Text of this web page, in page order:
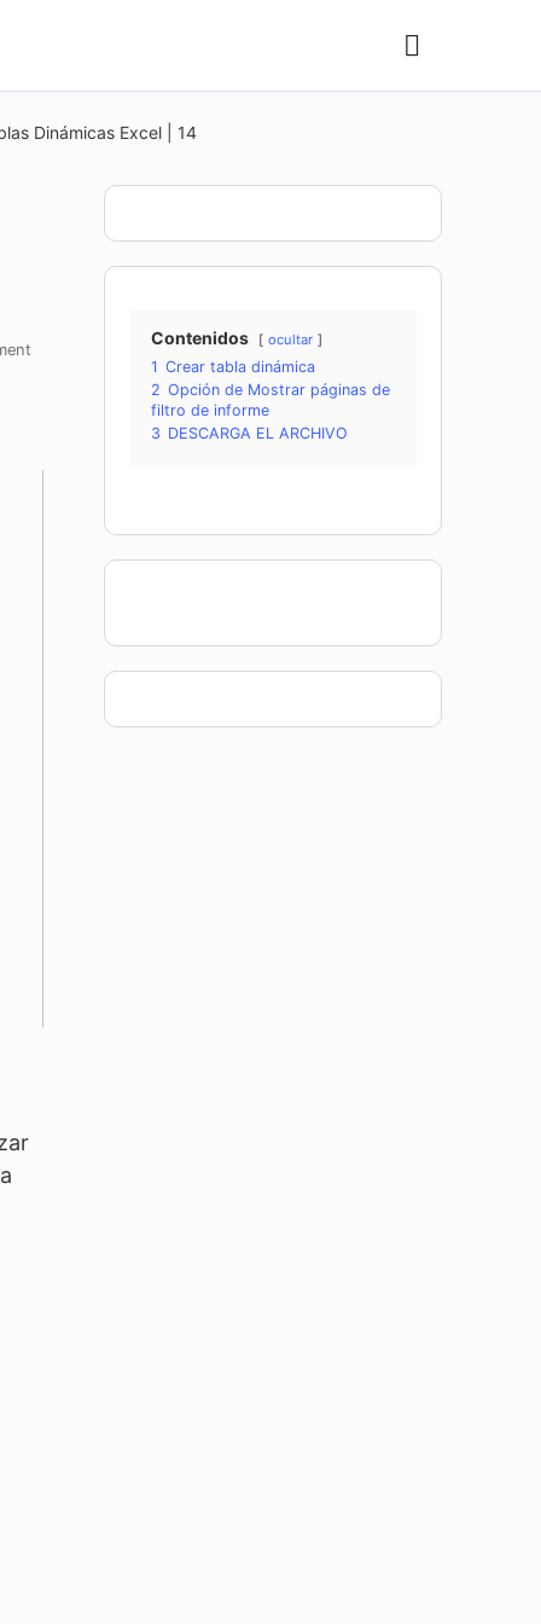
Dinámicas Excel | 14
Contenidos ocultar
1 Crear tabla dinámica
2 Opción de Mostrar páginas de
filtro de informe
3 DESCARGA EL ARCHIVO